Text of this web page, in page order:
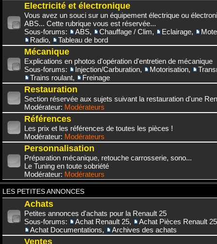
Electricité et électronique
Vous avez un souci sur un équipement électrique ou
ABS... Cette rubrique vous est réservée...
Sous-forums:
ABS, Chauffage / Clim, Eclairage,
Radio, Tableau de bord
Mécanique
Explications en photos d'opération d'entretien de mécanique
Sous-forums:
Injection/Carburation, Motorisation,
Trains roulant, Freinage
Restauration
Section réservée aux sujets suivant la restauration d'une
Modérateur: Modérateurs
Références
Les prix et les références de toutes les pièces !
Modérateur: Modérateurs
Personnalisation
Préparation mécanique, retouche carrosserie, sono...
Le Tuning en toute sobriété
Modérateur: Modérateurs
LES PETITES ANNONCES
Achats
Petites annonces d'achats pour la Renault 25
Sous-forums:
Achat Renault 25,
Achat Pièces Renault 25
Achat Documentations, Archives des achats
Ventes